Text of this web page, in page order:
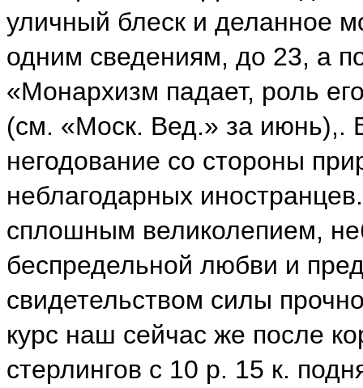
уличный блеск и деланное
одним сведениям, до 23, а
«Монархизм падает, роль
(см. «Моск. Вед.» за июнь),.
негодование со стороны
неблагодарных
сплошным великолепием,
беспредельной любви и
свидетельством силы
курс наш сейчас же после
стерлингов с 10 р. 15 к.